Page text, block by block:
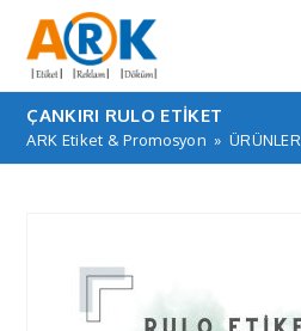
ÇANKIRI RULO ETIKET
ARK Etiket & Promosyon » ÜRÜNLER